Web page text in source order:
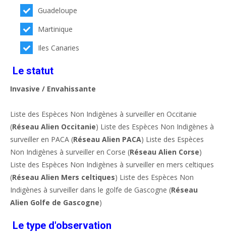
Guadeloupe
Martinique
Iles Canaries
Le statut
Invasive / Envahissante
Liste des Espèces Non Indigènes à surveiller en Occitanie
(Réseau Alien Occitanie) Liste des Espèces Non Indigènes à
surveiller en PACA (Réseau Alien PACA) Liste des Espèces
Non Indigènes à surveiller en Corse (Réseau Alien Corse)
Liste des Espèces Non Indigènes à surveiller en mers celtiques
(Réseau Alien Mers celtiques) Liste des Espèces Non
Indigènes à surveiller dans le golfe de Gascogne (Réseau
Alien Golfe de Gascogne)
Le type d'observation